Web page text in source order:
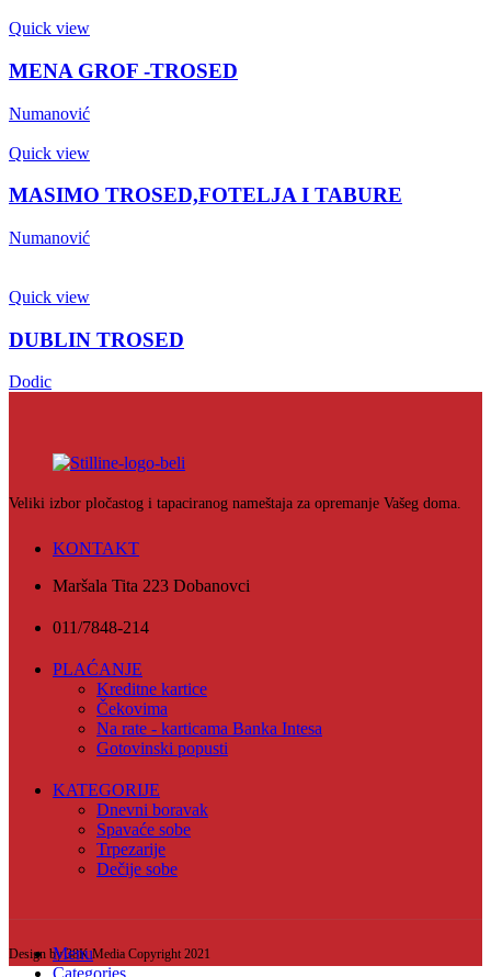
Quick view
MENA GROF -TROSED
Numanović
Quick view
MASIMO TROSED,FOTELJA I TABURE
Numanović
Quick view
DUBLIN TROSED
Dodic
Veliki izbor pločastog i tapaciranog nameštaja za opremanje Vašeg doma.
KONTAKT
Maršala Tita 223 Dobanovci
011/7848-214
PLAĆANJE
Kreditne kartice
Čekovima
Na rate - karticama Banka Intesa
Gotovinski popusti
KATEGORIJE
Dnevni boravak
Spavaće sobe
Trpezarije
Dečije sobe
Design by 38K Media Copyright 2021
Menu